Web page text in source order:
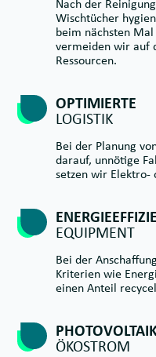
Nach der
Wischtücher
beim nächsten
vermeiden wir auf
Ressourcen.
OPTIMIERTE
LOGISTIK
Bei der Planung
darauf, unnötige
setzen wir Elektro-
EQUIPMENT
Bei der
Kriterien wie
einen Anteil
ÖKOSTROM